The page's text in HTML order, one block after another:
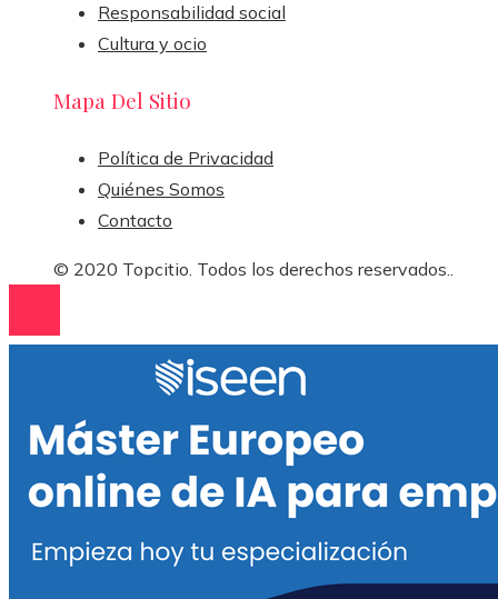
Responsabilidad social
Cultura y ocio
Mapa Del Sitio
Política de Privacidad
Quiénes Somos
Contacto
© 2020 Topcitio. Todos los derechos reservados..